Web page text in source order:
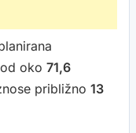
oko 71,6
približno 13